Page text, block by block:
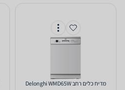
מדיח כלים ‏רחב Delonghi WMD65W